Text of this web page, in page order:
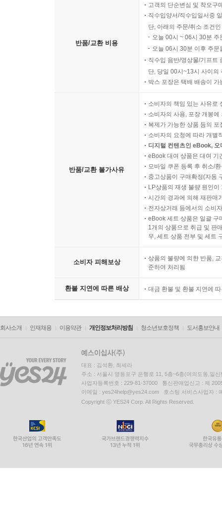
반품/교환 비용
고객의 단순변심 및 착오구
직수입양서/직수입일서중
단, 아래의 주문/취소 조건
오늘 00시 ~ 06시 30분
오늘 06시 30분 이후 주
직수입 음반/영상물/기프트
단, 당일 00시~13시 사이의
박스 포장은 택배 배송이
반품/교환 불가사유
소비자의 책임 있는 사유로
소비자의 사용, 포장 개봉
복제가 가능한 상품 등의
소비자의 요청에 따라 개별
디지털 컨텐츠인 eBook,
eBook 대여 상품은 대여 기
모바일 쿠폰 등록 후 취소/
중고상품이 구매확정(자동
LP상품의 재생 불량 원인
시간의 경과에 의해 재판매
전자상거래 등에서의 소비
eBook 세트 상품은 일괄 구
1개의 상품으로 취급 및 판
우, 세트 상품 전부 및 세트
소비자 피해보상
상품의 불량에 의한 반품,
준하여 처리됨
환불 지연에 따른 배상 대금 환불 및 환불 지연에
회사소개 인재채용 이용약관 개인정보처리방침 청소년보호정책 도서홍보안내
대표 : 김석환, 최세라
주소 : 서울시 영등포구 은행로 11, 5층~6층(여의도동,일신
사업자등록번호 : 229-81-37000 통신판매업신고 : 제
이메일 : yes24help@yes24.com 호스팅 서비스사업자 :
Copyright ⓒ YES24 Corp. All Rights Reserved.